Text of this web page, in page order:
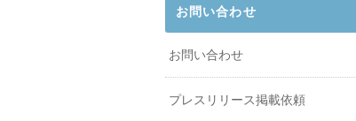
お問い合わせ
お問い合わせ
プレスリリース掲載依頼